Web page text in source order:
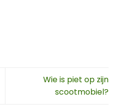
Wie is piet op zijn
scootmobiel?